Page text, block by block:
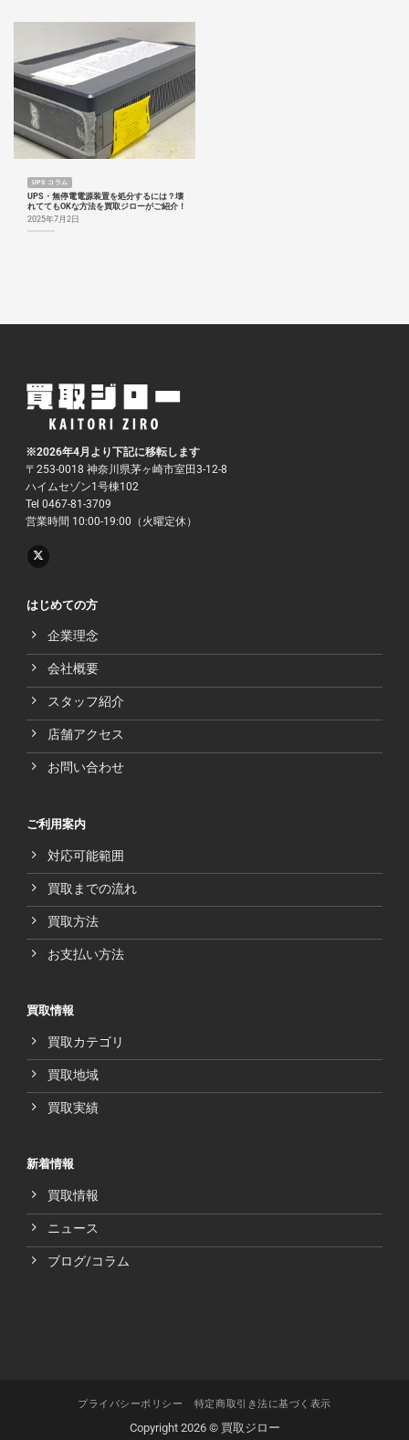
UPS コラム
UPS・無停電電源装置を処分するには？壊
れててもOKな方法を買取ジローがご紹介！
2025年7月2日
※2026年4月より下記に移転します
〒253-0018 神奈川県茅ヶ崎市室田3-12-8
ハイムセゾン1号棟102
Tel 0467-81-3709
営業時間 10:00-19:00（火曜定休）
はじめての方
企業理念
会社概要
スタッフ紹介
店舗アクセス
お問い合わせ
ご利用案内
対応可能範囲
買取までの流れ
買取方法
お支払い方法
買取情報
買取カテゴリ
買取地域
買取実績
新着情報
買取情報
ニュース
ブログ/コラム
プライバシーポリシー 特定商取引き法に基づく表示
Copyright 2026 © 買取ジロー